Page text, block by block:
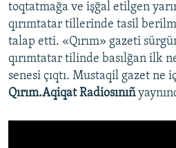
toqtatmağa ve işğal etilgen
qırımtatar tillerinde tasil
talap etti. «Qırım» gazeti
qırımtatar tilinde basılğan ilk
senesi çıqtı. Mustaqil gazet ne
Qırım.Aqiqat Radiosınıñ